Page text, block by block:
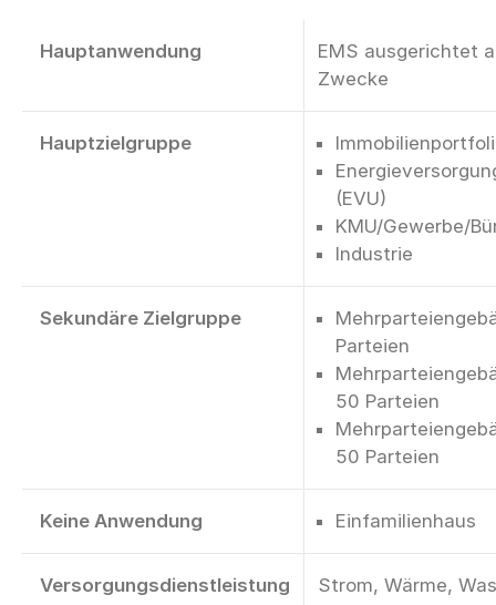
Hauptanwendung
EMS ausgerichtet
Zwecke
Hauptzielgruppe
(EVU)
KMU/Gewerbe/
Industrie
Sekundäre Zielgruppe
Parteien
50 Parteien
50 Parteien
Keine Anwendung Einfamilienhaus
Versorgungsdienstleistung Strom, Wärme,